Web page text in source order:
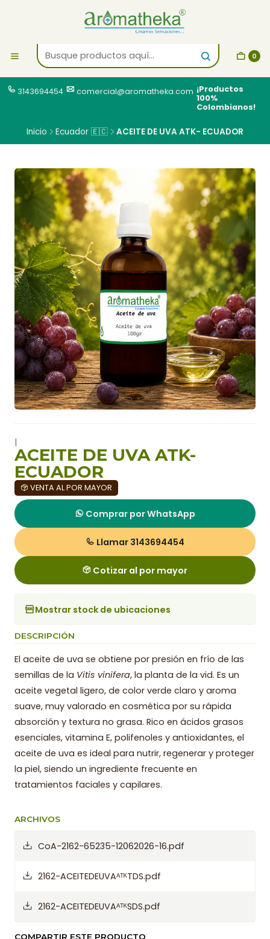
0
3143694454 comercial@aromatheka.com ¡Productos
100%
Colombianos!
Inicio Ecuador 🇪🇨 ACEITE DE UVA ATK- ECUADOR
|
ACEITE DE UVA ATK-
ECUADOR
VENTA AL POR MAYOR
Comprar por WhatsApp
Llamar 3143694454
Cotizar al por mayor
Mostrar stock de ubicaciones
DESCRIPCIÓN
El aceite de uva se obtiene por presión en frío de las
semillas de la Vitis vinifera, la planta de la vid. Es un
aceite vegetal ligero, de color verde claro y aroma
suave, muy valorado en cosmética por su rápida
absorción y textura no grasa. Rico en ácidos grasos
esenciales, vitamina E, polifenoles y antioxidantes, el
aceite de uva es ideal para nutrir, regenerar y proteger
la piel, siendo un ingrediente frecuente en
tratamientos faciales y capilares.
ARCHIVOS
CoA-2162-65235-12062026-16.pdf
2162-ACEITEDEUVAᴬᵀᴷTDS.pdf
2162-ACEITEDEUVAᴬᵀᴷSDS.pdf
COMPARTIR ESTE PRODUCTO